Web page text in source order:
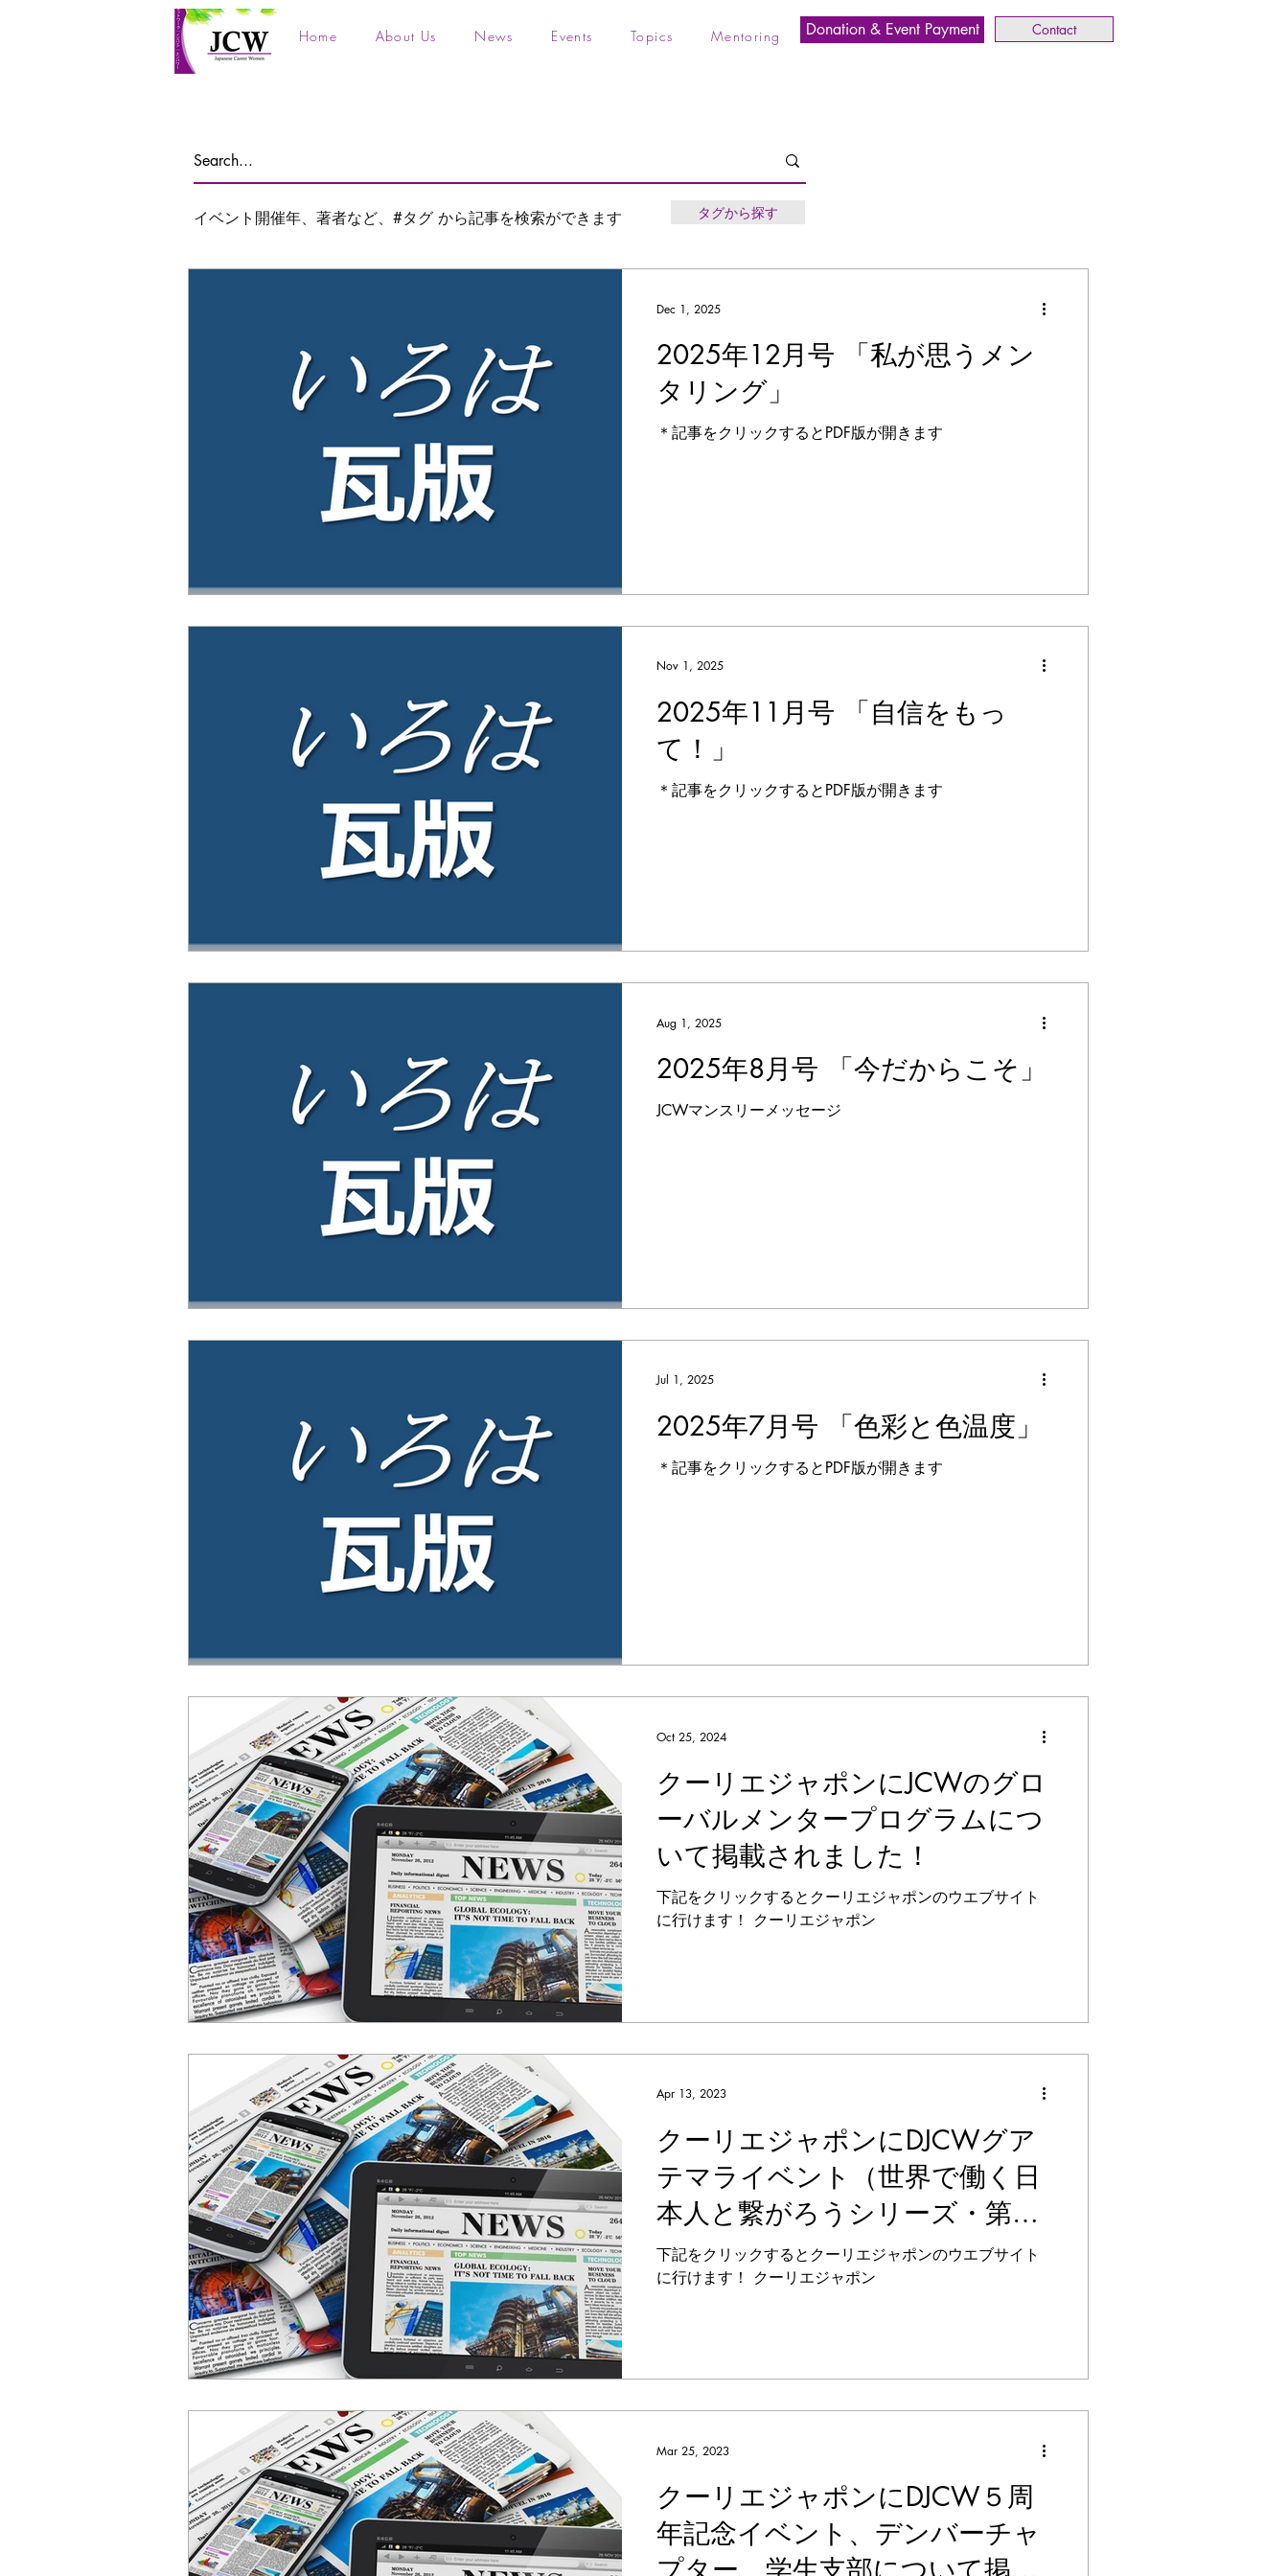
Home About Us News Events Topics Mentoring Donation & Event Payment Contact
イベント開催年、著者など、#タグ から記事を検索ができます タグから探す
2025年12月号 「私が思うメン
タリング」
＊記事をクリックするとPDF版が開きます
Dec 1, 2025
2025年11月号 「自信をもっ
て！」
＊記事をクリックするとPDF版が開きます
Nov 1, 2025
2025年8月号 「今だからこそ」
JCWマンスリーメッセージ
Aug 1, 2025
2025年7月号 「色彩と色温度」
＊記事をクリックするとPDF版が開きます
Jul 1, 2025
クーリエジャポンにJCWのグロ
ーバルメンタープログラムにつ
いて掲載されました！
下記をクリックするとクーリエジャポンのウエブサイト
に行けます！ クーリエジャポン
Oct 25, 2024
クーリエジャポンにDJCWグア
テマライベント（世界で働く日
本人と繋がろうシリーズ・第８
弾）について掲載されました！
下記をクリックするとクーリエジャポンのウエブサイト
に行けます！ クーリエジャポン
Apr 13, 2023
クーリエジャポンにDJCW５周
年記念イベント、デンバーチャ
Mar 25, 2023